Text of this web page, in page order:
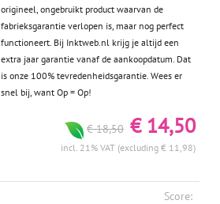
origineel, ongebruikt product waarvan de
fabrieksgarantie verlopen is, maar nog perfect
functioneert. Bij Inktweb.nl krijg je altijd een
extra jaar garantie vanaf de aankoopdatum. Dat
is onze 100% tevredenheidsgarantie. Wees er
snel bij, want Op = Op!
€ 18,50 € 14,50
incl. 21% VAT (excluding € 11,98)
Score: